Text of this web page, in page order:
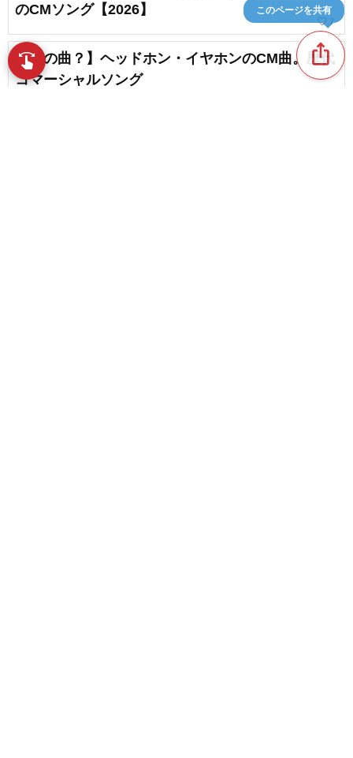
のCMソング【2026】
favorite_border 7
【誰の曲？】ヘッドホン・イヤホンのCM曲。歴代
コマーシャルソング
ios_share
このページを共有
swipe 指先で音楽をブラウズ